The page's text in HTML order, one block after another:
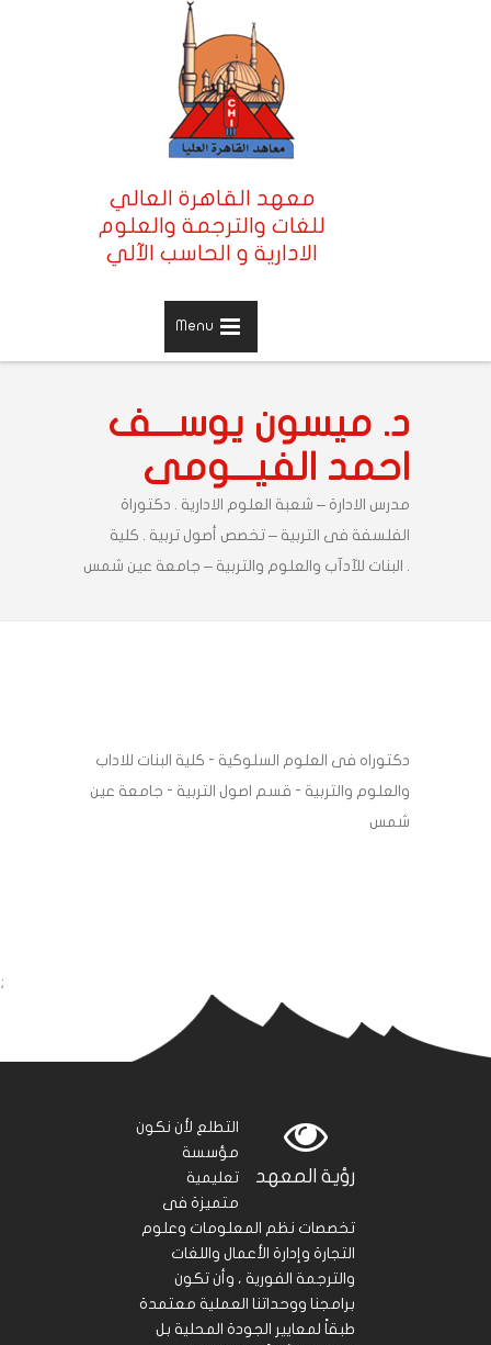
معهد القاهرة العالي
للغات والترجمة والعلوم
الادارية و الحاسب الآلي
Menu
د. ميسون يوســـف
احمد الفيـــومى
مدرس الادارة – شعبة العلوم الادارية . دكتوراة
الفلسفة فى التربية – تخصص أصول تربية . كلية
البنات للآدآب والعلوم والتربية – جامعة عين شمس .
دكتوراه فى العلوم السلوكية - كلية البنات للاداب
والعلوم والتربية - قسم اصول التربية - جامعة عين
شمس
;
رؤية المعهد
التطلع لأن نكون
مؤسسة
تعليمية
متميزة فى
تخصصات نظم المعلومات وعلوم
التجارة وإدارة الأعمال واللغات
والترجمة الفورية ، وأن تكون
برامجنا ووحداتنا العملية معتمدة
طبقاً لمعايير الجودة المحلية بل